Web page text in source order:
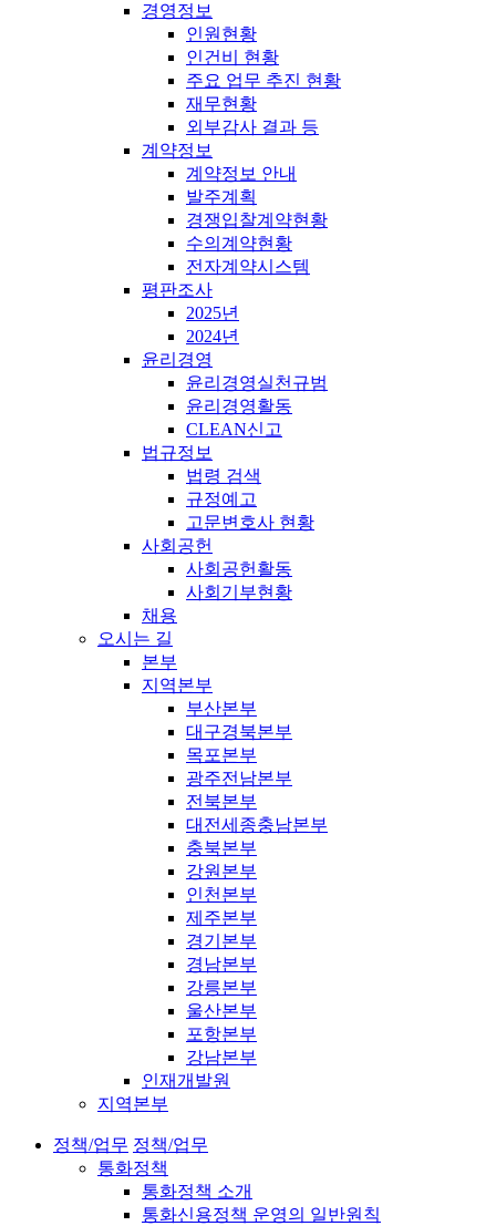
경영정보
인원현황
인건비 현황
주요 업무 추진 현황
재무현황
외부감사 결과 등
계약정보
계약정보 안내
발주계획
경쟁입찰계약현황
수의계약현황
전자계약시스템
평판조사
2025년
2024년
윤리경영
윤리경영실천규범
윤리경영활동
CLEAN신고
법규정보
법령 검색
규정예고
고문변호사 현황
사회공헌
사회공헌활동
사회기부현황
채용
오시는 길
본부
지역본부
부산본부
대구경북본부
목포본부
광주전남본부
전북본부
대전세종충남본부
충북본부
강원본부
인천본부
제주본부
경기본부
경남본부
강릉본부
울산본부
포항본부
강남본부
인재개발원
지역본부
정책/업무 정책/업무
통화정책
통화정책 소개
통화신용정책 운영의 일반원칙